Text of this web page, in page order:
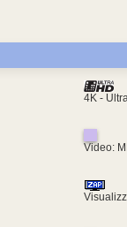
4K -
Video: